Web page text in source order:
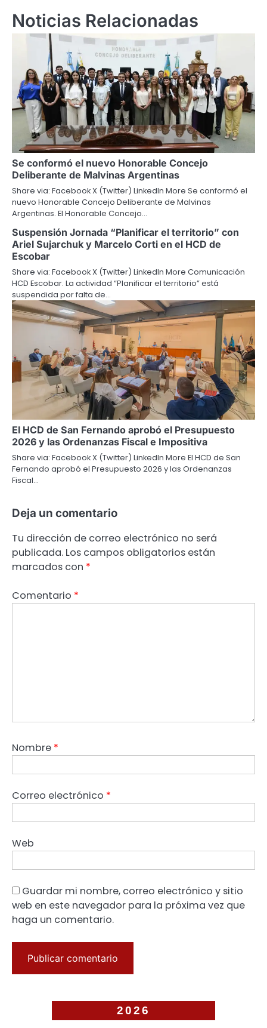
Noticias Relacionadas
Se conformó el nuevo Honorable Concejo
Deliberante de Malvinas Argentinas
Share via: Facebook X (Twitter) LinkedIn More Se conformó el
nuevo Honorable Concejo Deliberante de Malvinas
Argentinas. El Honorable Concejo…
Suspensión Jornada “Planificar el territorio” con
Ariel Sujarchuk y Marcelo Corti en el HCD de
Escobar
Share via: Facebook X (Twitter) LinkedIn More Comunicación
HCD Escobar. La actividad “Planificar el territorio” está
suspendida por falta de…
El HCD de San Fernando aprobó el Presupuesto
2026 y las Ordenanzas Fiscal e Impositiva
Share via: Facebook X (Twitter) LinkedIn More El HCD de San
Fernando aprobó el Presupuesto 2026 y las Ordenanzas
Fiscal…
Deja un comentario
Tu dirección de correo electrónico no será
publicada. Los campos obligatorios están
marcados con *
Comentario *
Nombre *
Correo electrónico *
Web
Guardar mi nombre, correo electrónico y sitio
web en este navegador para la próxima vez que
haga un comentario.
2026